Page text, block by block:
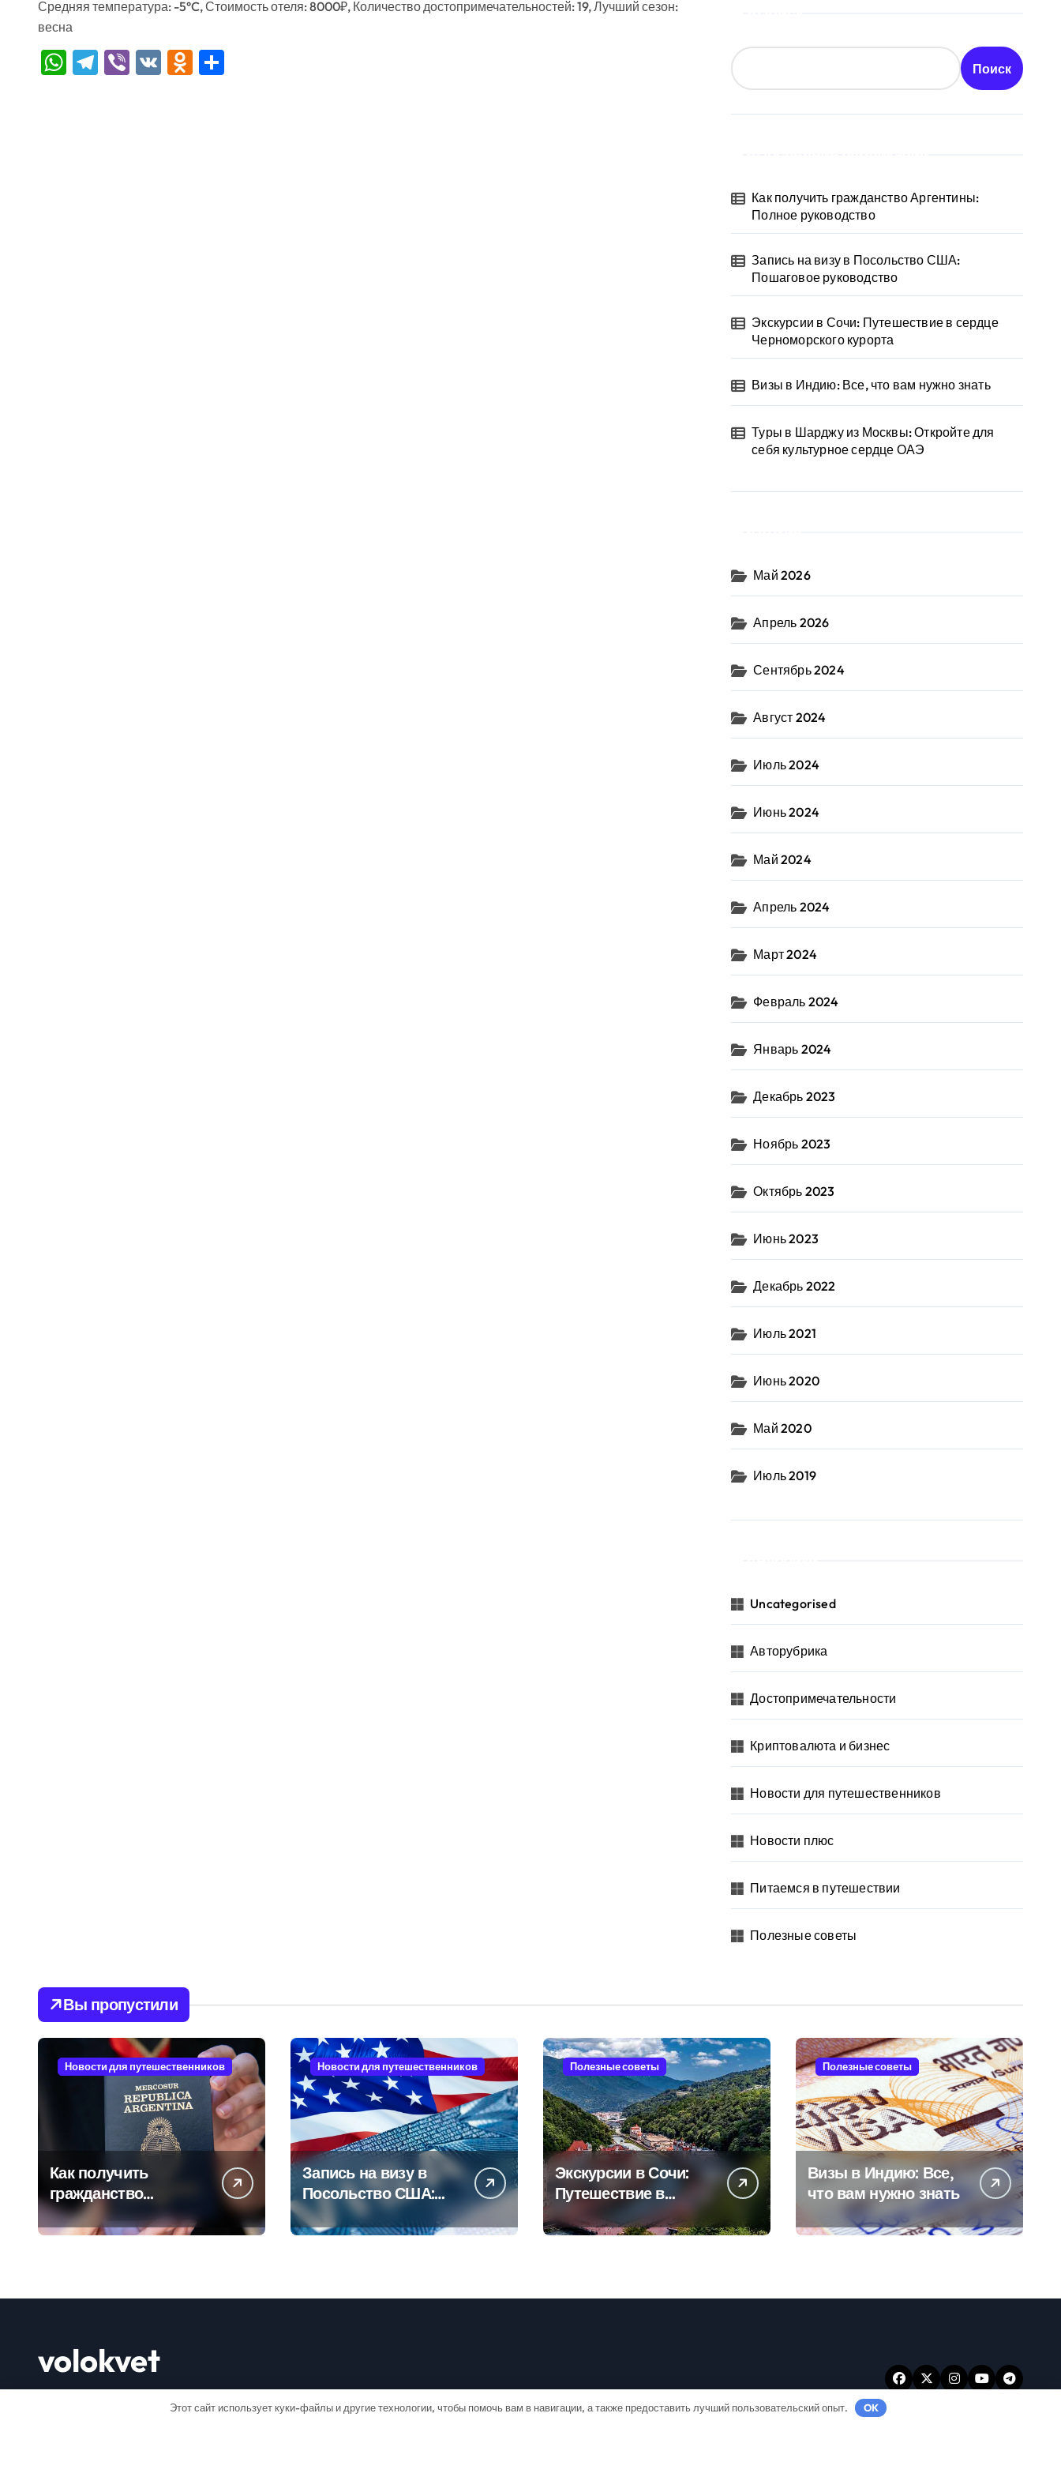
Средняя температура: -5°C, Стоимость отеля: 8000₽, Количество достопримечательностей: 19, Лучший сезон:
весна
WhatsApp
Telegram
Viber
VK Odnoklassniki Поиск
Как получить гражданство Аргентины:
Полное руководство
Запись на визу в Посольство США:
Пошаговое руководство
Экскурсии в Сочи: Путешествие в сердце
Черноморского курорта
Визы в Индию: Все, что вам нужно знать
Туры в Шарджу из Москвы: Откройте для
себя культурное сердце ОАЭ
Май 2026
Апрель 2026
Сентябрь 2024
Август 2024
Июль 2024
Июнь 2024
Май 2024
Апрель 2024
Март 2024
Февраль 2024
Январь 2024
Декабрь 2023
Ноябрь 2023
Октябрь 2023
Июнь 2023
Декабрь 2022
Июль 2021
Июнь 2020
Май 2020
Июль 2019
Uncategorised
Авторубрика
Достопримечательности
Криптовалюта и бизнес
Новости для путешественников
Новости плюс
Питаемся в путешествии
Полезные советы
Вы пропустили
Новости для путешественников
Как получить
гражданство
Аргентины: Полное
руководство
Новости для путешественников
Запись на визу в
Посольство США:
Пошаговое
руководство
Полезные советы
Экскурсии в Сочи:
Путешествие в
сердце
Черноморского
Полезные советы
Визы в Индию: Все,
что вам нужно знать
volokvet
Этот сайт использует куки-файлы и другие технологии, чтобы помочь вам в навигации, а также предоставить лучший пользовательский опыт. OK